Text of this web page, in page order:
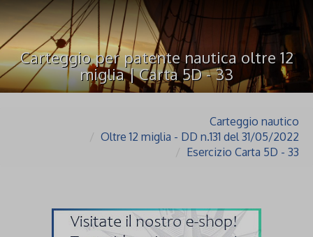
Carteggio per patente nautica oltre 12
miglia | Carta 5D - 33
Carteggio nautico
Oltre 12 miglia - DD n.131 del 31/05/2022
Esercizio Carta 5D - 33